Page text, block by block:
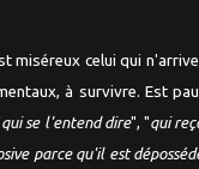
miséreux celui qui
à survivre. Est
qui se l'entend dire", "qui
parce qu'il est